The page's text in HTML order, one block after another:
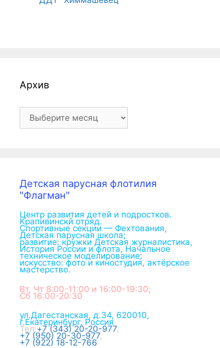
Архив
Архив
Детская парусная флотилия
"Флагман"
Центр развития детей и подростков.
Крапивинскй отряд.
Спортивные секции — Фехтования,
Детская парусная школа;
развитие: кружки Детская журналистика,
История России и флота, Начальное
техническое моделирование;
искусство: фото и киностудия, актёрское
мастерство.
Вт, Чт 8:00-11:00 и 16:00-19:30;
Сб 16:00-20:30
ул.Дагестанская, д.34, 620010,
г.Екатеринбург, Россия
Тел:+7 (343) 20-20-977,
+7 (950) 20-30-977,
+7 (922) 18-12-766